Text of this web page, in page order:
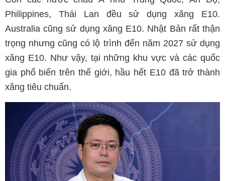
Philippines, Thái Lan đều sử dụng xăng E10.
Australia cũng sử dụng xăng E10. Nhật Bản rất thận
trọng nhưng cũng có lộ trình đến năm 2027 sử dụng
xăng E10. Như vậy, tại những khu vực và các quốc
gia phổ biến trên thế giới, hầu hết E10 đã trở thành
xăng tiêu chuẩn.